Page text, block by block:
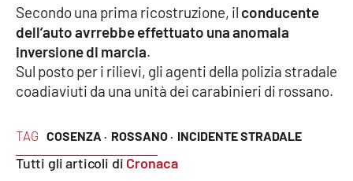
Politica
Sanità
TAG COSENZA · ROSSANO · INCIDENTE STRADALE
Tutti gli articoli di Cronaca
Secondo una prima ricostruzione, il conducente
dell’auto avrrebbe effettuato una anomala
inversione di marcia.
Sul posto per i rilievi, gli agenti della polizia stradale
coadiaviuti da una unità dei carabinieri di rossano.